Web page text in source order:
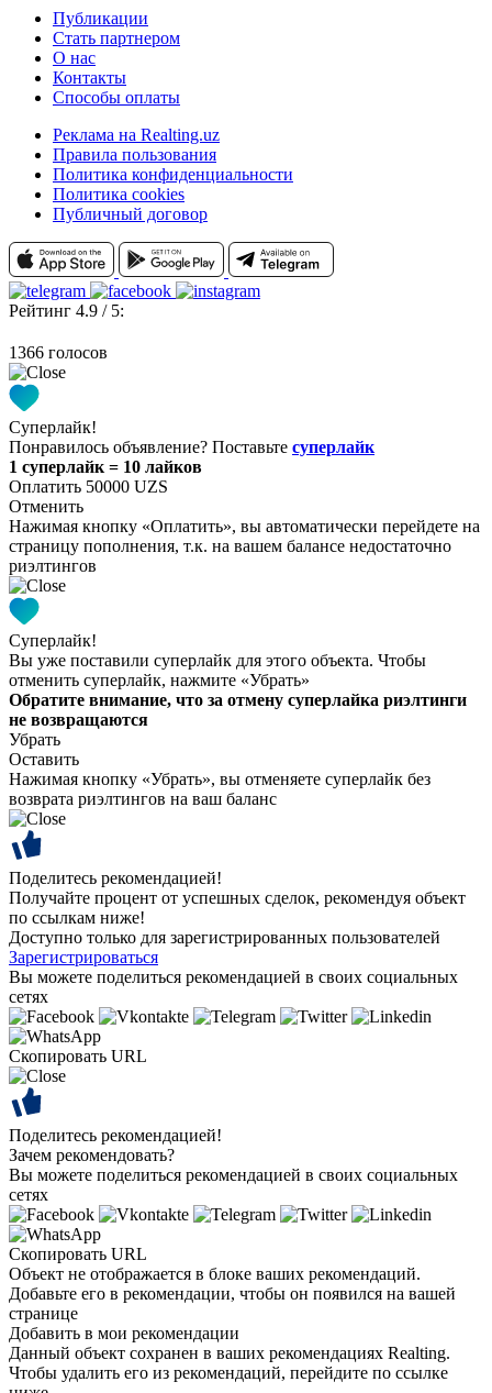
Публикации
Стать партнером
О нас
Контакты
Способы оплаты
Реклама на Realting.uz
Правила пользования
Политика конфиденциальности
Политика cookies
Публичный договор
Рейтинг 4.9 / 5:
1366 голосов
Суперлайк!
Понравилось объявление? Поставьте суперлайк
1 суперлайк = 10 лайков
Оплатить 50000 UZS
Отменить
Нажимая кнопку «Оплатить», вы автоматически перейдете на
страницу пополнения, т.к. на вашем балансе недостаточно
риэлтингов
Суперлайк!
Вы уже поставили суперлайк для этого объекта. Чтобы
отменить суперлайк, нажмите «Убрать»
Обратите внимание, что за отмену суперлайка риэлтинги
не возвращаются
Убрать
Оставить
Нажимая кнопку «Убрать», вы отменяете суперлайк без
возврата риэлтингов на ваш баланс
Поделитесь рекомендацией!
Получайте процент от успешных сделок, рекомендуя объект
по ссылкам ниже!
Доступно только для зарегистрированных пользователей
Зарегистрироваться
Вы можете поделиться рекомендацией в своих социальных
сетях
Скопировать URL
Поделитесь рекомендацией!
Зачем рекомендовать?
Вы можете поделиться рекомендацией в своих социальных
сетях
Скопировать URL
Объект не отображается в блоке ваших рекомендаций.
Добавьте его в рекомендации, чтобы он появился на вашей
странице
Добавить в мои рекомендации
Данный объект сохранен в ваших рекомендациях Realting.
Чтобы удалить его из рекомендаций, перейдите по ссылке